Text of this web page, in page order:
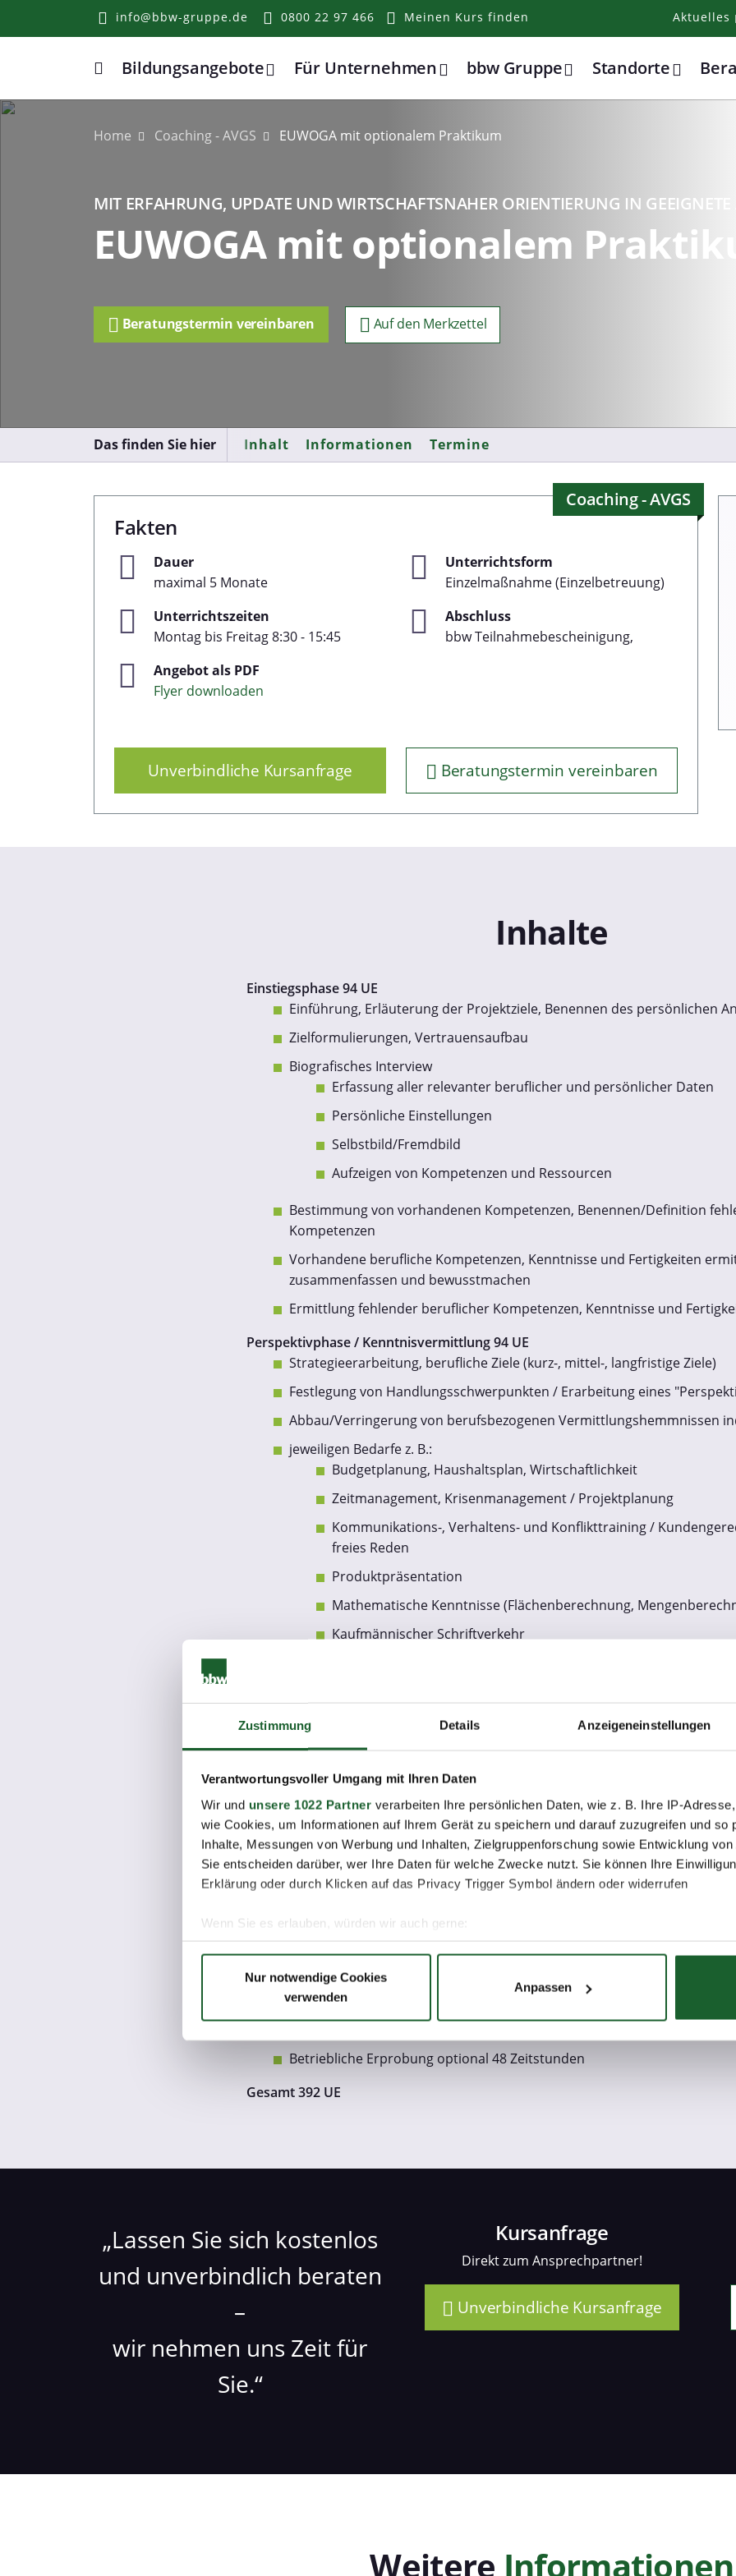
Zustimmung Details Anzeigeneinstellungen
Verantwortungsvoller Umgang mit Ihren Daten
Wir und unsere 1022 Partner verarbeiten Ihre persönlichen Daten, wie z. B. Ihre IP-
wie Cookies, um Informationen auf Ihrem Gerät zu speichern und darauf zuzugreifen und so
Inhalte, Messungen von Werbung und Inhalten, Zielgruppenforschung sowie Entwicklung
Sie entscheiden darüber, wer Ihre Daten für welche Zwecke nutzt. Sie können Ihre
Erklärung oder durch Klicken auf das Privacy Trigger Symbol ändern oder widerrufen
Wenn Sie es erlauben, würden wir auch gerne:
Informationen über Ihre geografische Lage erfassen, welche bis auf einige Meter
Erfahren Sie mehr darüber, wie Ihre persönlichen Daten verarbeitet werden, und legen Sie
und die Zugriffe auf unsere Website zu analysieren. Außerdem geben wir Informationen zu
Website an unsere Partner für soziale Medien, Werbung und Analysen weiter. Unsere
Impressum
Nur notwendige Cookies
verwenden
Anpassen
info@bbw-gruppe.de 0800 22 97 466 Meinen Kurs finden Aktuelles
Home
Bildungsangebote Für Unternehmen bbw Gruppe Standorte
Home Coaching - AVGS EUWOGA mit optionalem Praktikum
MIT ERFAHRUNG, UPDATE UND WIRTSCHAFTSNAHER ORIENTIERUNG IN GEEIGNETE
EUWOGA mit optionalem
Beratungstermin vereinbaren Auf den Merkzettel
Das finden Sie hier Inhalt Informationen Termine
Fakten
Coaching - AVGS
Dauer
maximal 5 Monate
Unterrichtsform
Einzelmaßnahme (Einzelbetreuung)
Unterrichtszeiten
Montag bis Freitag 8:30 - 15:45
Abschluss
bbw Teilnahmebescheinigung,
Angebot als PDF
Flyer downloaden
Unverbindliche Kursanfrage Beratungstermin vereinbaren
Inhalte
Einstiegsphase 94 UE
Einführung, Erläuterung der Projektziele, Benennen des persönlichen
Zielformulierungen, Vertrauensaufbau
Biografisches Interview
Erfassung aller relevanter beruflicher und persönlicher Daten
Persönliche Einstellungen
Selbstbild/Fremdbild
Aufzeigen von Kompetenzen und Ressourcen
Bestimmung von vorhandenen Kompetenzen, Benennen/Definition
Kompetenzen
Vorhandene berufliche Kompetenzen, Kenntnisse und Fertigkeiten
zusammenfassen und bewusstmachen
Ermittlung fehlender beruflicher Kompetenzen, Kenntnisse und
Perspektivphase / Kenntnisvermittlung 94 UE
Strategieerarbeitung, berufliche Ziele (kurz-, mittel-, langfristige Ziele)
Festlegung von Handlungsschwerpunkten / Erarbeitung eines
Abbau/Verringerung von berufsbezogenen Vermittlungshemmnissen
jeweiligen Bedarfe z. B.:
Budgetplanung, Haushaltsplan, Wirtschaftlichkeit
Zeitmanagement, Krisenmanagement / Projektplanung
Kommunikations-, Verhaltens- und Konflikttraining /
freies Reden
Produktpräsentation
Mathematische Kenntnisse (Flächenberechnung,
Kaufmännischer Schriftverkehr
Berufsbezogene Kenntnisse
Gesundheitsorientierung / gesunde Lebensführung
Fortschreibung Perspektivplanung mit Individualzielen
Vorbereitung der betrieblichen Erprobung
Coaching während der betrieblichen Erprobung 12 UE
Begleitung der betrieblichen Erprobung
Festlegung der weiteren Handlungsschwerpunkte in Abhängigkeit der
Erprobung
Betriebliche Erprobung optional 48 Zeitstunden
Gesamt 392 UE
Lassen Sie sich kostenlos
und unverbindlich beraten
–
wir nehmen uns Zeit für
Sie.
Kursanfrage
Direkt zum Ansprechpartner!
Unverbindliche Kursanfrage
Weitere Informationen